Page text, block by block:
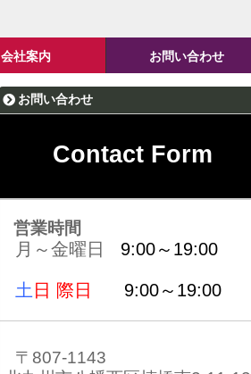
会社案内 お問い合わせ
お問い合わせ
Contact Form
営業時間
月～金曜日 9:00～19:00
土 日 際日 9:00～19:00
〒807-1143